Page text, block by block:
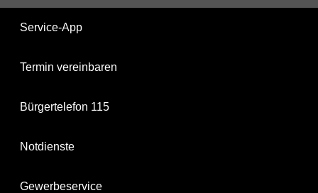
Service-App
Termin vereinbaren
Bürgertelefon 115
Notdienste
Gewerbeservice